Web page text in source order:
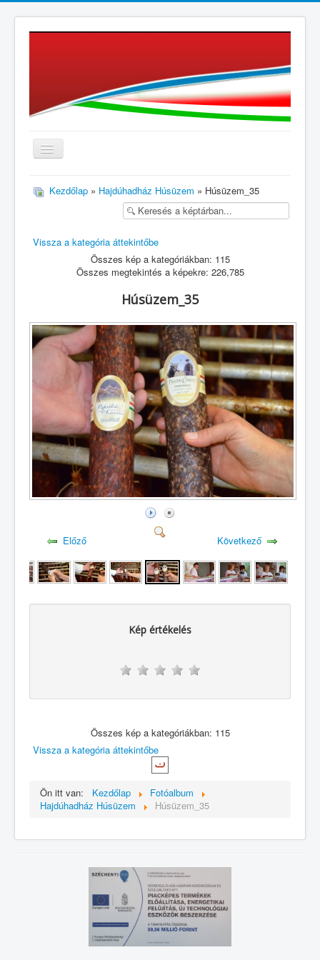
Kezdőlap » Hajdúhadház Húsüzem » Húsüzem_35
Vissza a kategória áttekintőbe
Összes kép a kategóriákban: 115
Összes megtekintés a képekre: 226,785
Húsüzem_35
Előző Következő
Kép értékelés
Összes kép a kategóriákban: 115
Vissza a kategória áttekintőbe
Ön itt van: Kezdőlap
Fotóalbum
Hajdúhadház Húsüzem
Húsüzem_35